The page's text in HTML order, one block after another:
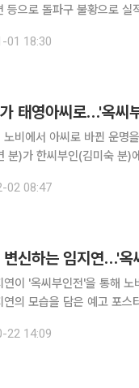
부진에 빠진 패션업계는 2025년 새해에도 고민이 깊다. 고
이상기후까지 겹치면서 내
01 18:30
태영아씨로…'옥씨
아씨로 바뀐 운명을 살게 됐다. 1일 방송된 JTBC '옥
분)가 한씨부인(김미숙 분)에
서 일하던 종입니다. 아씨는
02 08:47
변신하는 임지연…'
씨부인전'을 통해 노비로 변신한다. 22일 '옥씨부인
습을 담은 예고 포스터를 최초 공개했다. '옥씨
치열한 생존 사기극을 그
22 14:09